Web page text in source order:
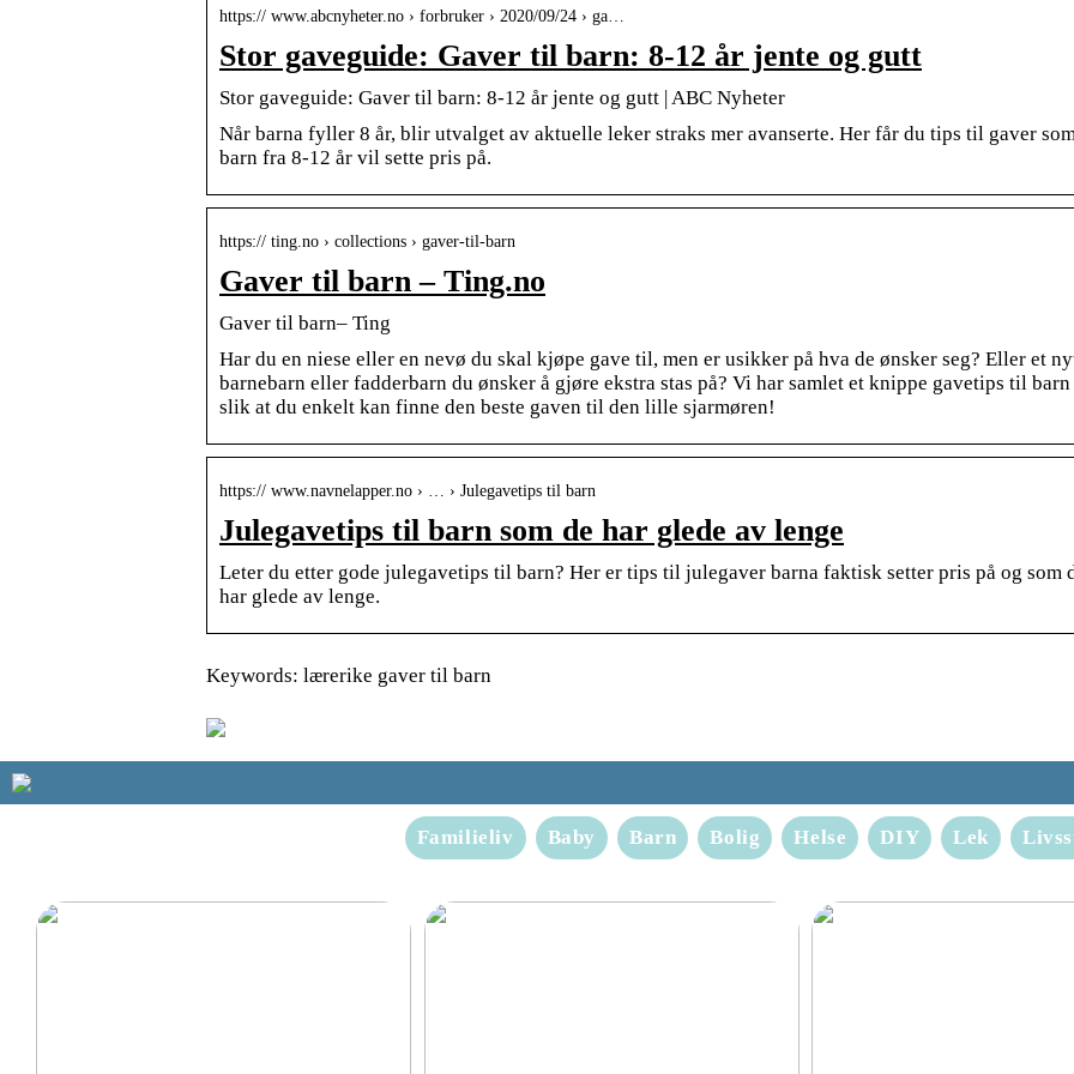
https:// www.abcnyheter.no › forbruker › 2020/09/24 › ga…
Stor gaveguide: Gaver til barn: 8-12 år jente og gutt
Stor gaveguide: Gaver til barn: 8-12 år jente og gutt | ABC Nyheter
Når barna fyller 8 år, blir utvalget av aktuelle leker straks mer avanserte. Her får du tips til gaver
barn fra 8-12 år vil sette pris på.
https:// ting.no › collections › gaver-til-barn
Gaver til barn – Ting.no
Gaver til barn– Ting
Har du en niese eller en nevø du skal kjøpe gave til, men er usikker på hva de ønsker seg? Eller et
barnebarn eller fadderbarn du ønsker å gjøre ekstra stas på? Vi har samlet et knippe gavetips til barn
slik at du enkelt kan finne den beste gaven til den lille sjarmøren!
https:// www.navnelapper.no › … › Julegavetips til barn
Julegavetips til barn som de har glede av lenge
Leter du etter gode julegavetips til barn? Her er tips til julegaver barna faktisk setter pris på og som
har glede av lenge.
Keywords: lærerike gaver til barn
Familieliv Baby Barn Bolig Helse DIY Lek